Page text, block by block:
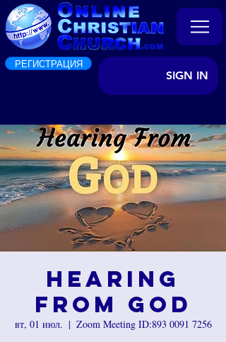
РЕГИСТРАЦИЯ
SIGN IN
Hearing
from God
вт, 01 июл.
  |
Zoom Meeting ID:893 0091 7256